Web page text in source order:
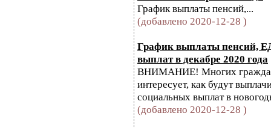
График выплаты пенсий,...
(добавлено 2020-12-28 )
График выплаты пенсий,
выплат в декабре 2020 года
ВНИМАНИЕ! Многих граждан
интересует, как будут
социальных выплат в
(добавлено 2020-12-28 )